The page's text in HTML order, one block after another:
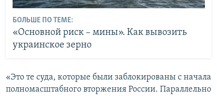
БОЛЬШЕ ПО ТЕМЕ:
«Основной риск – мины». Как вывозить
украинское зерно
«Это те суда, которые были заблокированы с начала
полномасштабного вторжения России. Параллельно